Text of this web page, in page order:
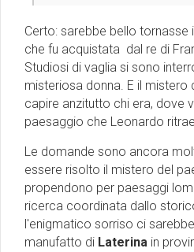
Certo: sarebbe bello tornasse
che fu acquistata dal re di
Studiosi di vaglia si sono
misteriosa donna. E il mistero
capire anzitutto chi era, dove
paesaggio che Leonardo
Le domande sono ancora
essere risolto il mistero del
propendono per paesaggi
ricerca coordinata dallo
l'enigmatico sorriso ci sarebbe
manufatto di Laterina in